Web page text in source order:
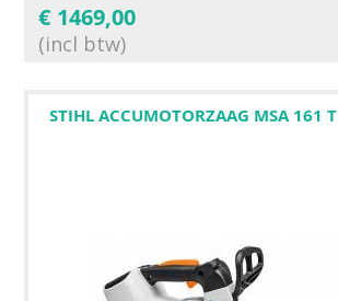
€ 1469,00
(incl btw)
STIHL ACCUMOTORZAAG MSA 161 T